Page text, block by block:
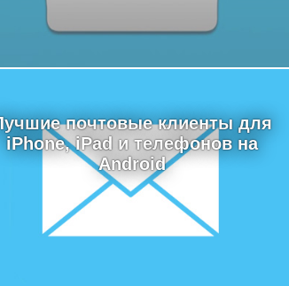
почтовые клиенты для
iPhone, iPad и телефонов на
Android